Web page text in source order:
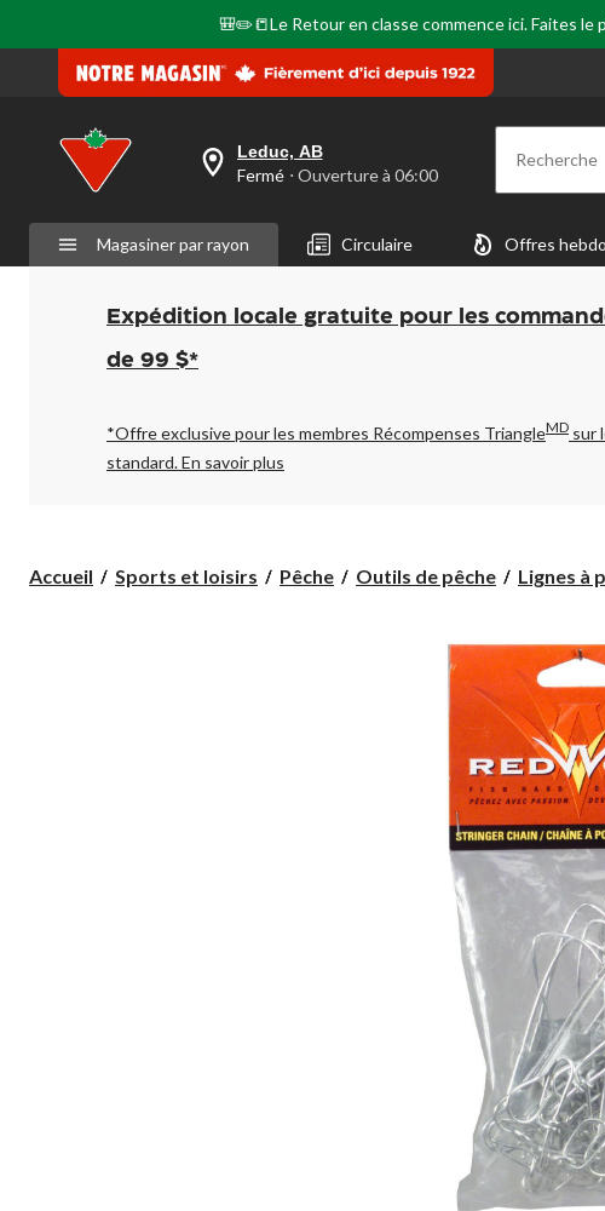
🎒✏️📒Le Retour en classe commence ici. Faites
votre
est
Leduc,
AB,
Fermé,
Ouverture
à
pour
changer
Leduc, AB
Fermé ⋅ Ouverture à 06:00 Recherche
Magasiner par rayon Circulaire Offres hebdo
Expédition locale gratuite pour les
de 99 $*
*Offre exclusive pour les membres Récompenses TriangleMD sur
standard.En savoir plus
Accueil Sports et loisirs Pêche Outils de pêche Lignes à